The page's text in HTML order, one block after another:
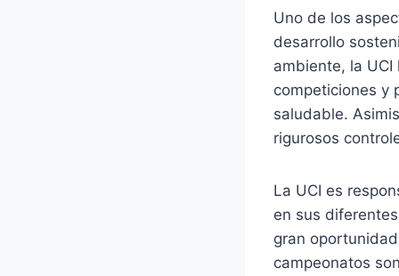
Uno de los
desarrollo
ambiente, la
competiciones y
saludable.
rigurosos
La UCI es
en sus
gran
campeonatos